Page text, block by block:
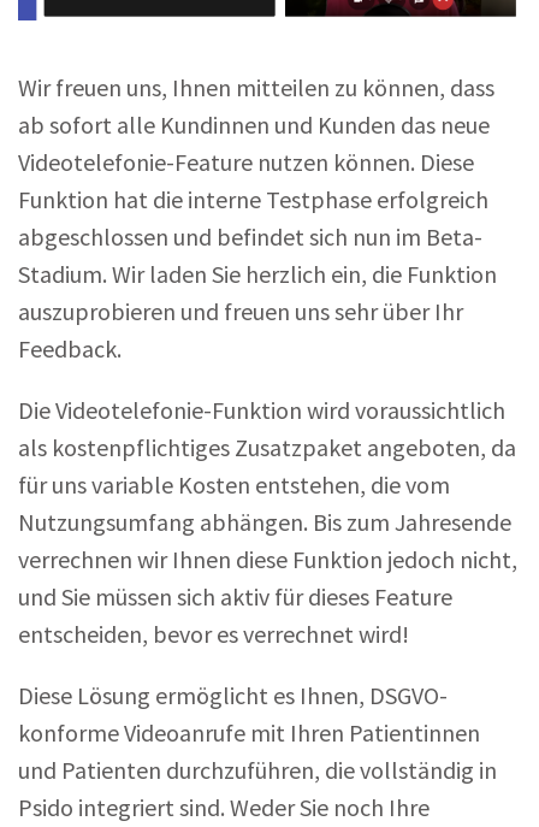
Wir freuen uns, Ihnen mitteilen zu können, dass
ab sofort alle Kundinnen und Kunden das neue
Videotelefonie-Feature nutzen können. Diese
Funktion hat die interne Testphase erfolgreich
abgeschlossen und befindet sich nun im Beta-
Stadium. Wir laden Sie herzlich ein, die Funktion
auszuprobieren und freuen uns sehr über Ihr
Feedback.
Die Videotelefonie-Funktion wird voraussichtlich
als kostenpflichtiges Zusatzpaket angeboten, da
für uns variable Kosten entstehen, die vom
Nutzungsumfang abhängen. Bis zum Jahresende
verrechnen wir Ihnen diese Funktion jedoch nicht,
und Sie müssen sich aktiv für dieses Feature
entscheiden, bevor es verrechnet wird!
Diese Lösung ermöglicht es Ihnen, DSGVO-
konforme Videoanrufe mit Ihren Patientinnen
und Patienten durchzuführen, die vollständig in
Psido integriert sind. Weder Sie noch Ihre